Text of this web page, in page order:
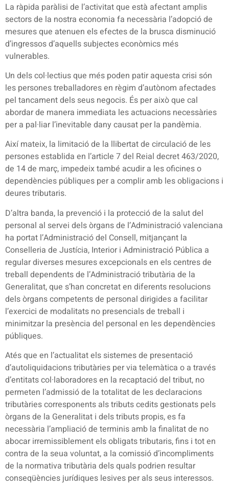
La ràpida paràlisi de l’activitat que està afectant amplis
sectors de la nostra economia fa necessària l’adopció de
mesures que atenuen els efectes de la brusca disminució
d’ingressos d’aquells subjectes econòmics més
vulnerables.
Un dels col·lectius que més poden patir aquesta crisi són
les persones treballadores en règim d’autònom afectades
pel tancament dels seus negocis. És per això que cal
abordar de manera immediata les actuacions necessàries
per a pal·liar l’inevitable dany causat per la pandèmia.
Així mateix, la limitació de la llibertat de circulació de les
persones establida en l’article 7 del Reial decret 463/2020,
de 14 de març, impedeix també acudir a les oficines o
dependències públiques per a complir amb les obligacions i
deures tributaris.
D’altra banda, la prevenció i la protecció de la salut del
personal al servei dels òrgans de l’Administració valenciana
ha portat l’Administració del Consell, mitjançant la
Conselleria de Justícia, Interior i Administració Pública a
regular diverses mesures excepcionals en els centres de
treball dependents de l’Administració tributària de la
Generalitat, que s’han concretat en diferents resolucions
dels òrgans competents de personal dirigides a facilitar
l’exercici de modalitats no presencials de treball i
minimitzar la presència del personal en les dependències
públiques.
Atés que en l’actualitat els sistemes de presentació
d’autoliquidacions tributàries per via telemàtica o a través
d’entitats col·laboradores en la recaptació del tribut, no
permeten l’admissió de la totalitat de les declaracions
tributàries corresponents als tributs cedits gestionats pels
òrgans de la Generalitat i dels tributs propis, es fa
necessària l’ampliació de terminis amb la finalitat de no
abocar irremissiblement els obligats tributaris, fins i tot en
contra de la seua voluntat, a la comissió d’incompliments
de la normativa tributària dels quals podrien resultar
conseqüències jurídiques lesives per als seus interessos.